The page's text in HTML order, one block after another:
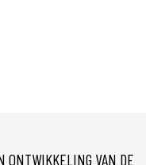
ONTWIKKELING VAN DE